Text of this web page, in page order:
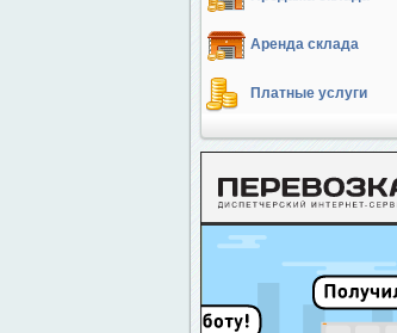
Аренда склада
Платные услуги